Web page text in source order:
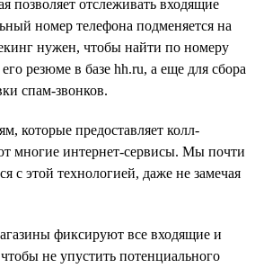
позволяет отслеживать входящие
номер телефона подменяется на
нужен, чтобы найти по номеру
резюме в базе hh.ru, а еще для сбора
спам-звонков.
которые предоставляет колл-
многие интернет-сервисы. Мы почти
с этой технологией, даже не замечая
фиксируют все входящие и
не упустить потенциального